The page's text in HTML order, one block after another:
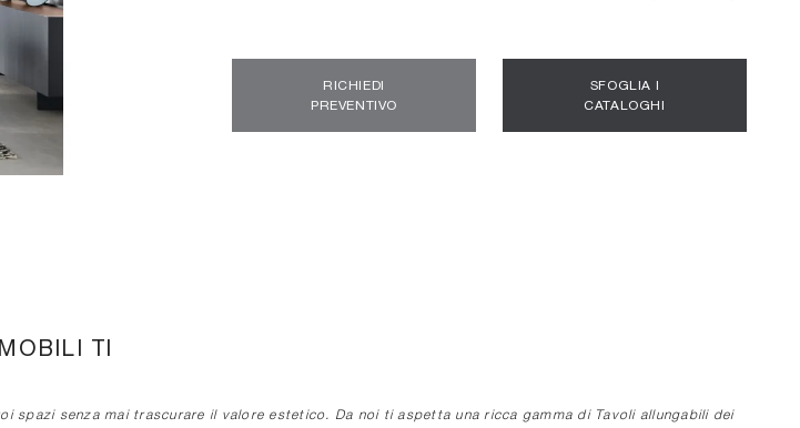
TI
senza mai trascurare il valore estetico. Da noi ti aspetta una ricca gamma di Tavoli allungabili dei
RICHIEDI
PREVENTIVO
SFOGLIA I
CATALOGHI